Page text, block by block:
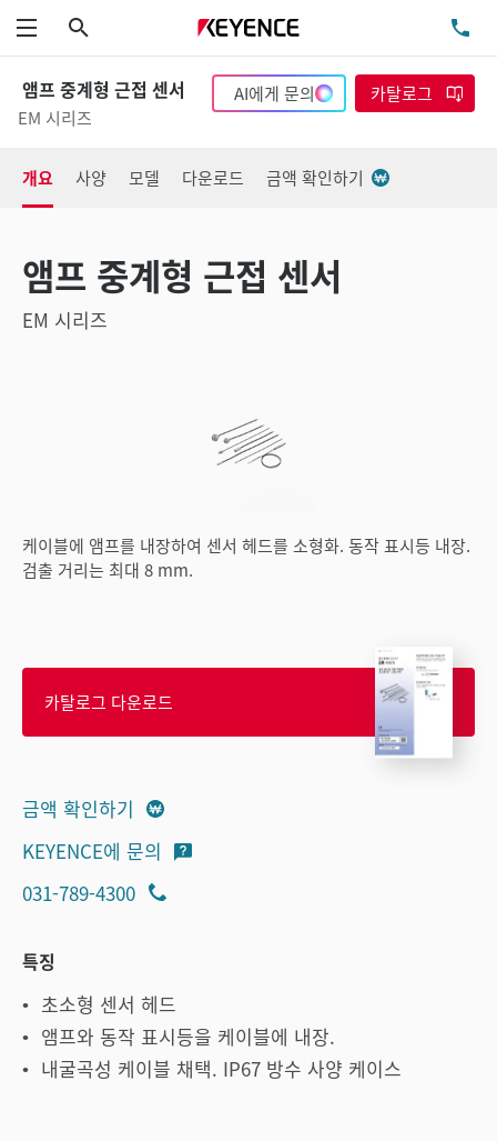
메뉴
앰프 중계형 근접 센서
EM 시리즈
AI에게 문의 카탈로그
개요 사양 모델 다운로드 금액 확인하기
앰프 중계형 근접 센서
EM 시리즈
케이블에 앰프를 내장하여 센서 헤드를 소형화. 동작 표시등 내장.
검출 거리는 최대 8 mm.
카탈로그 다운로드
금액 확인하기
KEYENCE에 문의
031-789-4300
특징
초소형 센서 헤드
앰프와 동작 표시등을 케이블에 내장.
내굴곡성 케이블 채택. IP67 방수 사양 케이스